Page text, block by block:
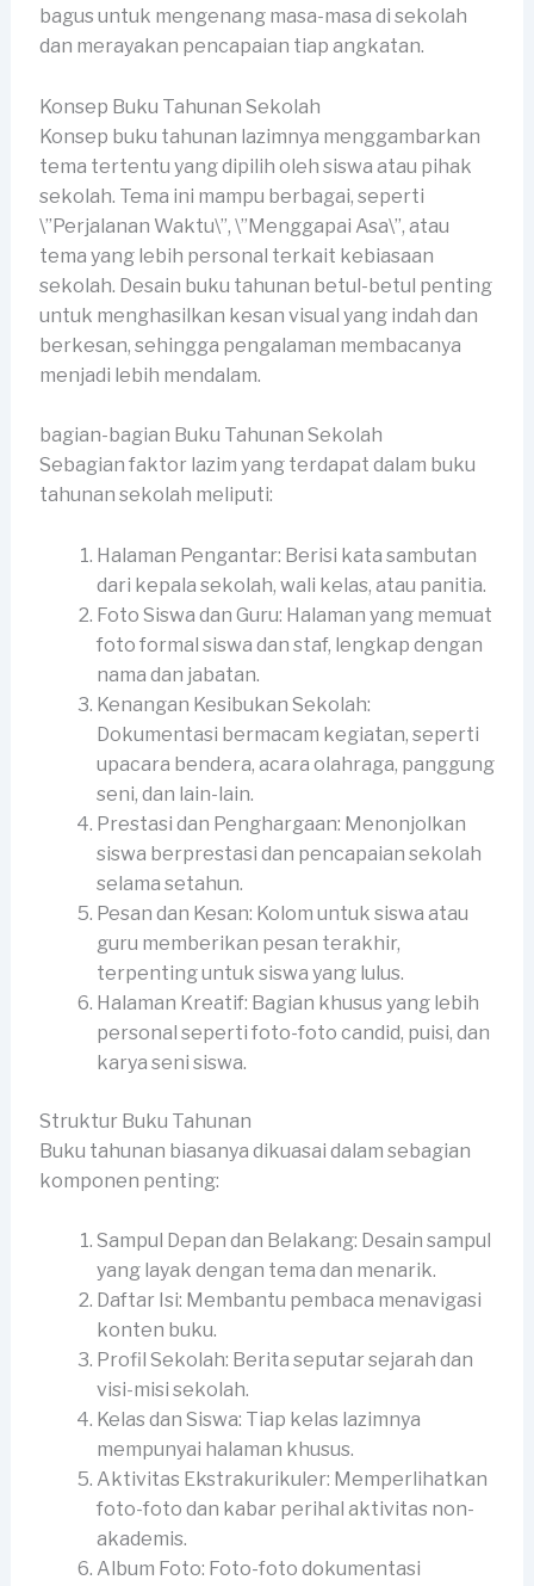
bagus untuk mengenang masa-masa di sekolah
dan merayakan pencapaian tiap angkatan.
Konsep Buku Tahunan Sekolah
Konsep buku tahunan lazimnya menggambarkan
tema tertentu yang dipilih oleh siswa atau pihak
sekolah. Tema ini mampu berbagai, seperti
\”Perjalanan Waktu\”, \”Menggapai Asa\”, atau
tema yang lebih personal terkait kebiasaan
sekolah. Desain buku tahunan betul-betul penting
untuk menghasilkan kesan visual yang indah dan
berkesan, sehingga pengalaman membacanya
menjadi lebih mendalam.
bagian-bagian Buku Tahunan Sekolah
Sebagian faktor lazim yang terdapat dalam buku
tahunan sekolah meliputi:
Halaman Pengantar: Berisi kata sambutan
dari kepala sekolah, wali kelas, atau panitia.
Foto Siswa dan Guru: Halaman yang memuat
foto formal siswa dan staf, lengkap dengan
nama dan jabatan.
Kenangan Kesibukan Sekolah:
Dokumentasi bermacam kegiatan, seperti
upacara bendera, acara olahraga, panggung
seni, dan lain-lain.
Prestasi dan Penghargaan: Menonjolkan
siswa berprestasi dan pencapaian sekolah
selama setahun.
Pesan dan Kesan: Kolom untuk siswa atau
guru memberikan pesan terakhir,
terpenting untuk siswa yang lulus.
Halaman Kreatif: Bagian khusus yang lebih
personal seperti foto-foto candid, puisi, dan
karya seni siswa.
Struktur Buku Tahunan
Buku tahunan biasanya dikuasai dalam sebagian
komponen penting:
Sampul Depan dan Belakang: Desain sampul
yang layak dengan tema dan menarik.
Daftar Isi: Membantu pembaca menavigasi
konten buku.
Profil Sekolah: Berita seputar sejarah dan
visi-misi sekolah.
Kelas dan Siswa: Tiap kelas lazimnya
mempunyai halaman khusus.
Aktivitas Ekstrakurikuler: Memperlihatkan
foto-foto dan kabar perihal aktivitas non-
akademis.
Album Foto: Foto-foto dokumentasi